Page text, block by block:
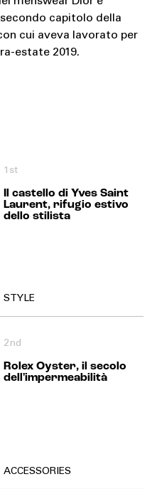
capitolo della
cui aveva lavorato per
estate 2019.
1st
Il castello di Yves Saint
Laurent, rifugio estivo
dello stilista
STYLE
2nd
Rolex Oyster, il secolo
dell'impermeabilità
ACCESSORIES